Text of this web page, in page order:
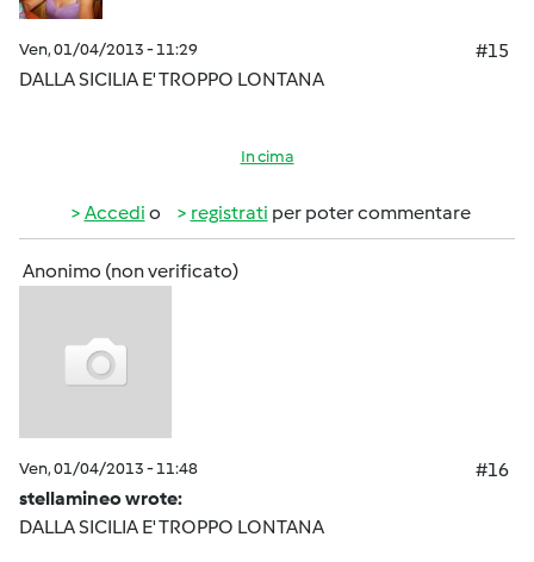
Ven, 01/04/2013 - 11:29
#15
DALLA SICILIA E' TROPPO LONTANA
In cima
Accedi o registrati per poter commentare
Anonimo (non verificato)
Ven, 01/04/2013 - 11:48
#16
stellamineo wrote:
DALLA SICILIA E' TROPPO LONTANA